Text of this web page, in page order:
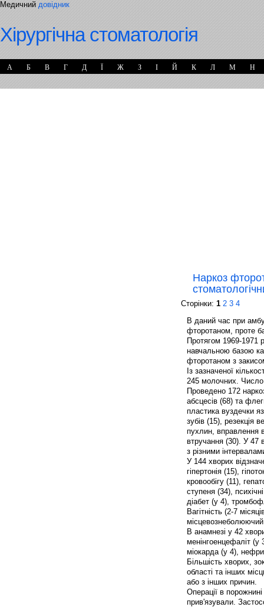
Медичний довідник
Хірургічна стоматологія
А Б В Г Д Ї Ж З І Й К Л М Н
Наркоз
Сторінки: 1 2 3 4
В даний час при
фторотаном, проте
Протягом 1969-1971
навчальною базою
фторотаном з
Із зазначеної
245 молочних. Число
Проведено 172
абсцесів (68) та
пластика вуздечки
зубів (15), резекція
пухлин, вправлення
втручання (30). У 47
з різними
У 144 хворих
гіпертонія (15),
кровообігу (11),
ступеня (34),
діабет (у 4),
Вагітність (2-7
місцевознеболюючий
В анамнезі у 42
менінгоенцефаліт (у
міокарда (у 4),
Більшість хворих,
області та інших
або з інших причин.
Операції в
прив'язували.